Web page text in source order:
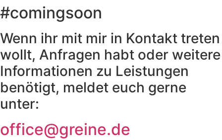
#comingsoon
Wenn ihr mit mir in Kontakt treten
wollt, Anfragen habt oder weitere
Informationen zu Leistungen
benötigt, meldet euch gerne
unter:
office@greine.de